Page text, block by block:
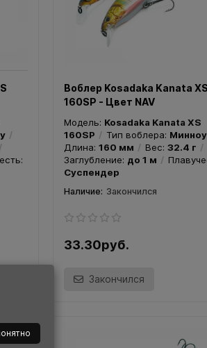
Воблер Kosadaka Kanata XS
160SP - Цвет NAV
Модель: Kosadaka Kanata XS
160SP
Тип воблера: Минноу
Длина: 160 мм Вес: 32.4 г
Заглубление: до 1 м
Суспендер
Закончился
33.30руб.
Закончился